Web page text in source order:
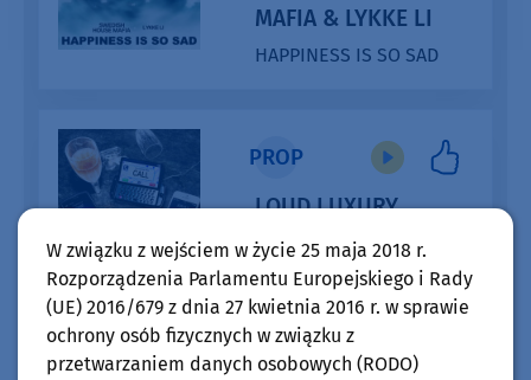
MAFIA & LYKKE LI
HAPPINESS IS SO SAD
PROP
LOUD LUXURY
ONE CALL AWAY
PROP
W związku z wejściem w życie 25 maja 2018 r.
Rozporządzenia Parlamentu Europejskiego i Rady
(UE) 2016/679 z dnia 27 kwietnia 2016 r. w sprawie
ochrony osób fizycznych w związku z
przetwarzaniem danych osobowych (RODO)